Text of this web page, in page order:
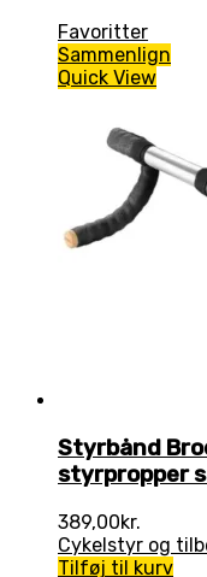
Favoritter
Sammenlign
Quick View
Styrbånd
styrpropper
389,00kr.
Cykelstyr og
Tilføj til kurv